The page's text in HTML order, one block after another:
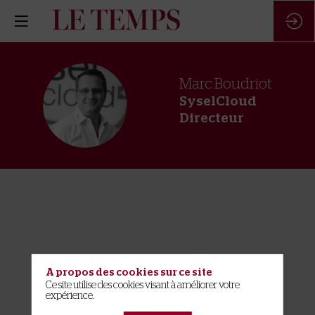
MB
MarcBoudriot
SyselCloud
Directeur
A propos des cookies sur ce site
Ce site utilise des cookies visant à améliorer votre
expérience.